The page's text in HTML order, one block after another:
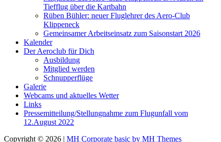
Tiefflug über die Kartbahn
Rüben Bühler: neuer Fluglehrer des Aero-Club
Klippeneck
Gemeinsamer Arbeitseinsatz zum Saisonstart 2026
Kalender
Der Aeroclub für Dich
Ausbildung
Mitglied werden
Schnupperflüge
Galerie
Webcams und aktuelles Wetter
Links
Pressemitteilung/Stellungnahme zum Flugunfall vom
12.August 2022
Copyright © 2026 | MH Corporate basic by MH Themes